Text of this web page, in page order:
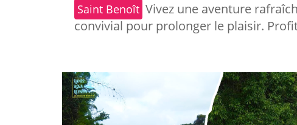
Saint Benoît Vivez une aventure
convivial pour prolonger le plaisir.